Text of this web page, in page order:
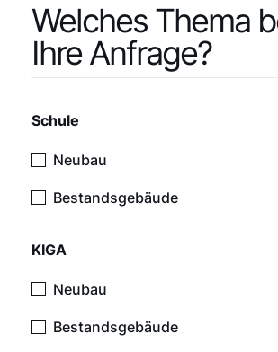
Welches Thema
Ihre Anfrage?
Schule
Neubau
Bestandsgebäude
KIGA
Neubau
Bestandsgebäude